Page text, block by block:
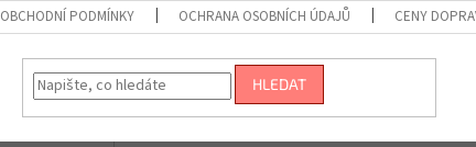
OBCHODNÍ PODMÍNKY OCHRANA OSOBNÍCH ÚDAJŮ CENY
HLEDAT